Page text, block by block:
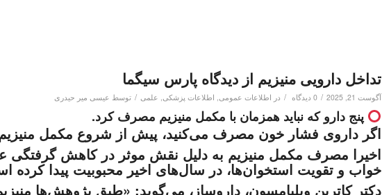
تداخل دارویی منیزیم از دیدگاه پارس سیگما
آگوست 21, 2025 / 0 دیدگاه / در اطلاعات عمومی اطلاعات پزشکی علمی / توسط عیسی میر حیدری
پنج دارو که نباید همزمان با مکمل منیزیم مصرف کرد.
اگر داروی فشار خون مصرف می‌کنید، پیش از شروع مکمل
اخیرا مصرف مکمل منیزیم به دلیل نقش موثر در کاهش گرفتگی
خواب و تقویت استخوان‌ها، در سال‌های اخیر محبوبیت پیدا کرده
دکتر کاترین ویلیامسون، داروساز، می‌گوید: «طبق پژوهش‌ها